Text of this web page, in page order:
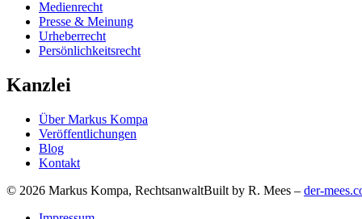
Medienrecht
Presse & Meinung
Urheberrecht
Persönlichkeitsrecht
Kanzlei
Über Markus Kompa
Veröffentlichungen
Blog
Kontakt
© 2026 Markus Kompa, RechtsanwaltBuilt by R. Mees – der-